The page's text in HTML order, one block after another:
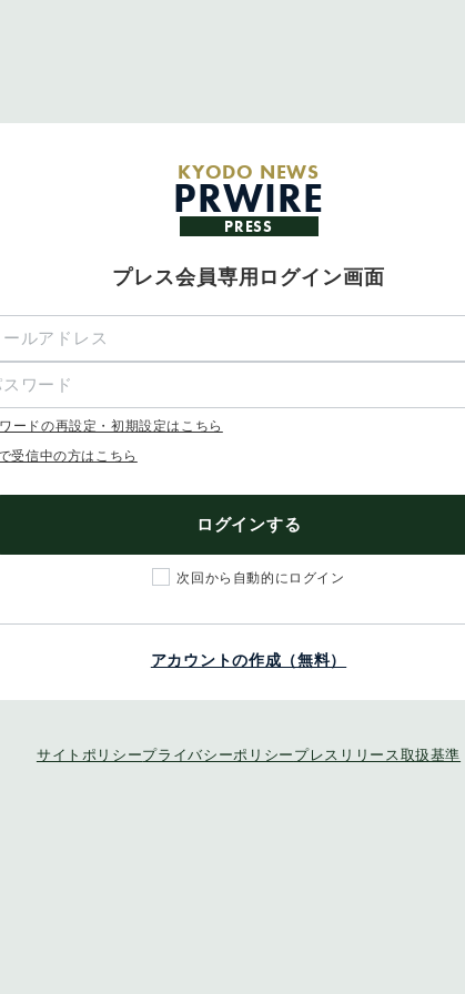
KYODO NEWS
PRWIRE
PRESS
プレス会員専用ログイン画面
ードの再設定・初期設定はこちら
受信中の方はこちら
ログインする
次回から自動的にログイン
アカウントの作成（無料）
サイトポリシープライバシーポリシー プレスリリース取扱基準